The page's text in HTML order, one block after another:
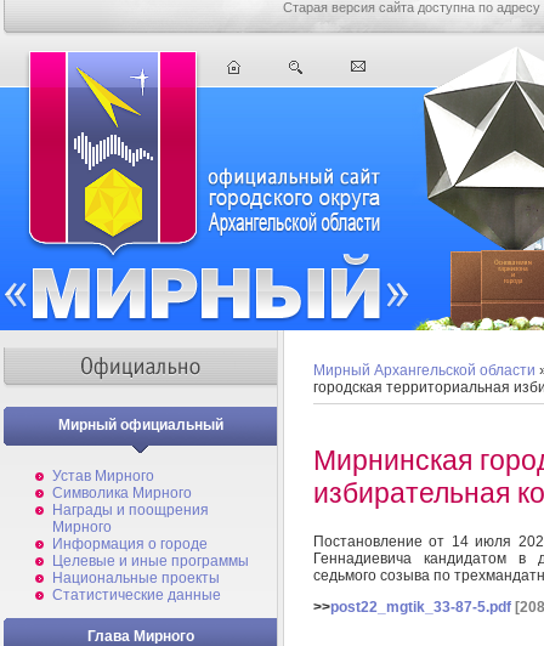
Старая версия сайта доступна по адресу
Мирный официальный
Устав Мирного
Символика Мирного
Награды и поощрения
Мирного
Информация о городе
Целевые и иные программы
Национальные проекты
Статистические данные
Глава Мирного
Мирный Архангельской области
городская территориальная
Мирнинская
избирательная
Постановление от 14 июля
Геннадиевича кандидатом в
седьмого созыва по
>>post22_mgtik_33-87-5.pdf